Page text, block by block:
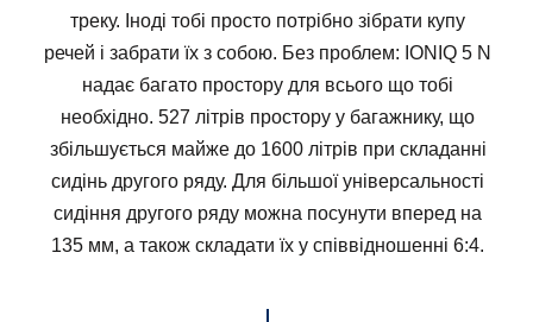
треку. Іноді тобі просто потрібно зібрати купу
речей і забрати їх з собою. Без проблем: IONIQ 5 N
надає багато простору для всього що тобі
необхідно. 527 літрів простору у багажнику, що
збільшується майже до 1600 літрів при складанні
сидінь другого ряду. Для більшої універсальності
сидіння другого ряду можна посунути вперед на
135 мм, а також складати їх у співвідношенні 6:4.